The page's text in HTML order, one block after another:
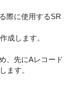
際に使用するSR
成します。
、先にAレコード
ます。